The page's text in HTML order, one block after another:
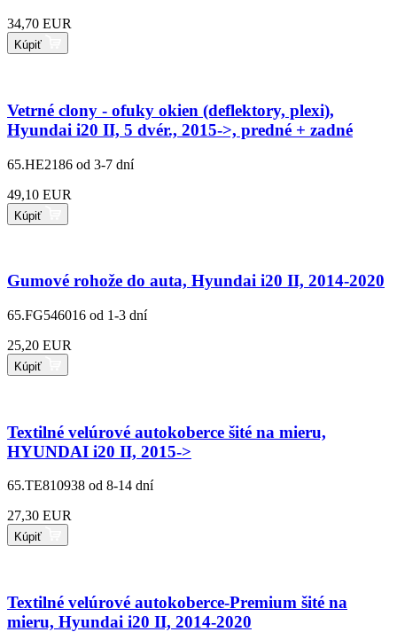
34,70 EUR
Kúpiť
Vetrné clony - ofuky okien (deflektory, plexi),
Hyundai i20 II, 5 dvér., 2015->, predné + zadné
65.HE2186 od 3-7 dní
49,10 EUR
Kúpiť
Gumové rohože do auta, Hyundai i20 II, 2014-2020
65.FG546016 od 1-3 dní
25,20 EUR
Kúpiť
Textilné velúrové autokoberce šité na mieru,
HYUNDAI i20 II, 2015->
65.TE810938 od 8-14 dní
27,30 EUR
Kúpiť
Textilné velúrové autokoberce-Premium šité na
mieru, Hyundai i20 II, 2014-2020